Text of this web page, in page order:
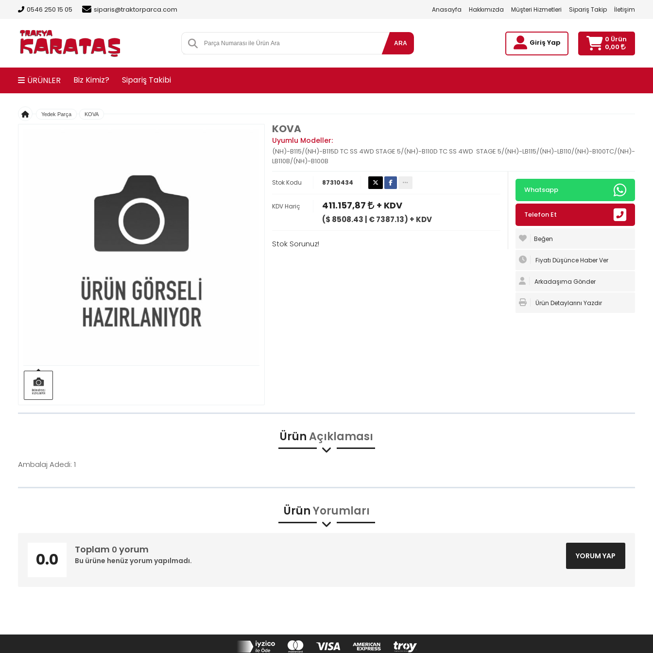
0546 250 15 05 siparis@traktorparca.com Anasayfa Hakkımızda Müşteri Hizmetleri Sipariş Takip İletişim
ARA Giriş Yap
0 Ürün
0,00
ÜRÜNLER Biz Kimiz? Sipariş Takibi
Yedek Parça KOVA
KOVA
Uyumlu Modeller:
(NH)-B115/(NH)-B115D TC SS 4WD STAGE 5/(NH)-B110D TC SS 4WD STAGE 5/(NH)-LB115/(NH)-LB110/(NH)-B100TC/(NH)-
LB110B/(NH)-B100B
Stok Kodu 87310434
KDV Hariç 411.157,87 + KDV
($ 8508.43 | € 7387.13) + KDV
Stok Sorunuz!
Whatsapp
Telefon Et
Beğen
Fiyatı Düşünce Haber Ver
Arkadaşıma Gönder
Ürün Detaylarını Yazdır
ÜrünAçıklaması
Ambalaj Adedi: 1
ÜrünYorumları
Toplam 0 yorum
Bu ürüne henüz yorum yapılmadı.
0.0 YORUM YAP